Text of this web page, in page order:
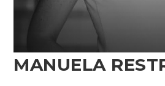
MANUELA